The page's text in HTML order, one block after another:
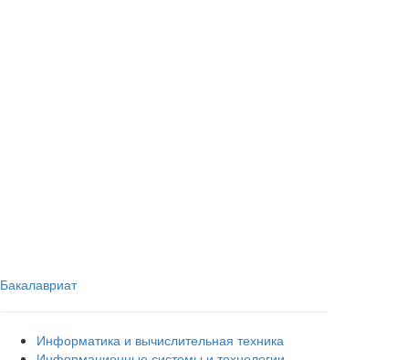
Бакалавриат
Информатика и вычислительная техника